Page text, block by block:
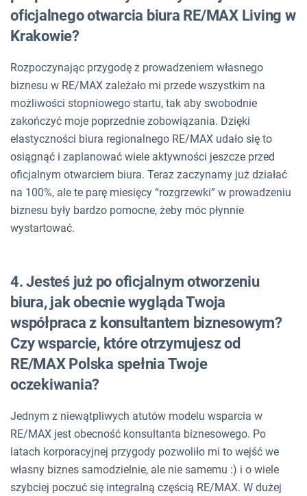
oficjalnego otwarcia biura RE/MAX Living w
Krakowie?
Rozpoczynając przygodę z prowadzeniem własnego
biznesu w RE/MAX zależało mi przede wszystkim na
możliwości stopniowego startu, tak aby swobodnie
zakończyć moje poprzednie zobowiązania. Dzięki
elastyczności biura regionalnego RE/MAX udało się to
osiągnąć i zaplanować wiele aktywności jeszcze przed
oficjalnym otwarciem biura. Teraz zaczynamy już działać
na 100%, ale te parę miesięcy “rozgrzewki” w prowadzeniu
biznesu były bardzo pomocne, żeby móc płynnie
wystartować.
4. Jesteś już po oficjalnym otworzeniu
biura, jak obecnie wygląda Twoja
współpraca z konsultantem biznesowym?
Czy wsparcie, które otrzymujesz od
RE/MAX Polska spełnia Twoje
oczekiwania?
Jednym z niewątpliwych atutów modelu wsparcia w
RE/MAX jest obecność konsultanta biznesowego. Po
latach korporacyjnej przygody pozwoliło mi to wejść we
własny biznes samodzielnie, ale nie samemu :) i o wiele
szybciej poczuć się integralną częścią RE/MAX. W dużej